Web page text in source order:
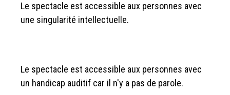
Le spectacle est accessible aux personnes avec
une singularité intellectuelle.
Le spectacle est accessible aux personnes avec
un handicap auditif car il n'y a pas de parole.